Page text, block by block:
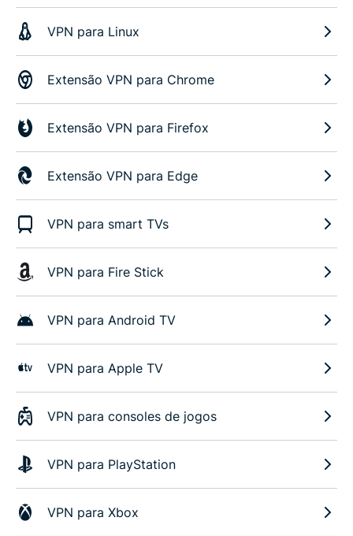
VPN para Linux
Extensão VPN para Chrome
Extensão VPN para Firefox
Extensão VPN para Edge
VPN para smart TVs
VPN para Fire Stick
VPN para Android TV
VPN para Apple TV
VPN para consoles de jogos
VPN para PlayStation
VPN para Xbox